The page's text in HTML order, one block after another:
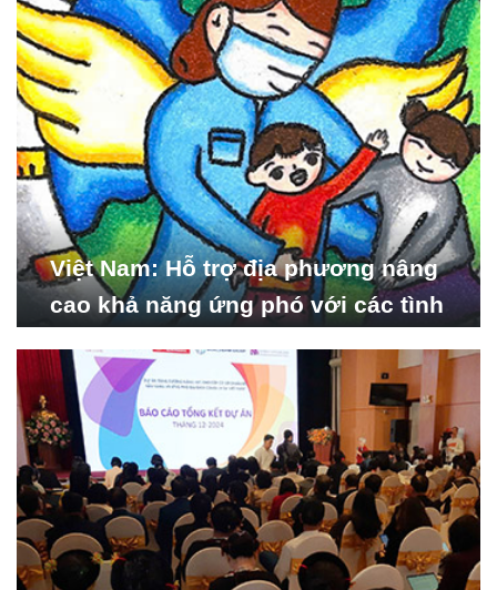
Việt Nam: Hỗ trợ địa phương nâng
cao khả năng ứng phó với các tình